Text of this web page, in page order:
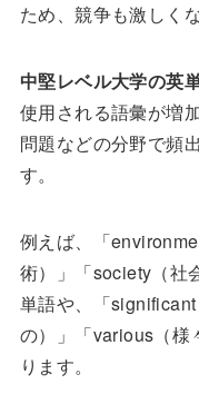
ため、競争も激しく
中堅レベル大学の英
使用される語彙が増
問題などの分野で頻
す。
例えば、「
術）」「society（社
単語や、「
の）」「various（様
ります。